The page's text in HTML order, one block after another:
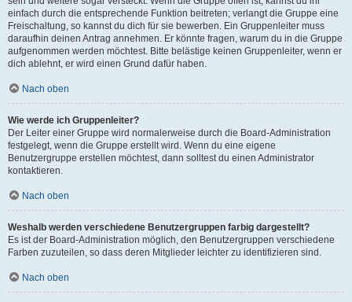
einfach durch die entsprechende Funktion beitreten; verlangt die Gruppe eine
Freischaltung, so kannst du dich für sie bewerben. Ein Gruppenleiter muss
daraufhin deinen Antrag annehmen. Er könnte fragen, warum du in die Gruppe
aufgenommen werden möchtest. Bitte belästige keinen Gruppenleiter, wenn er
dich ablehnt, er wird einen Grund dafür haben.
Nach oben
Wie werde ich Gruppenleiter?
Der Leiter einer Gruppe wird normalerweise durch die Board-Administration
festgelegt, wenn die Gruppe erstellt wird. Wenn du eine eigene
Benutzergruppe erstellen möchtest, dann solltest du einen Administrator
kontaktieren.
Nach oben
Weshalb werden verschiedene Benutzergruppen farbig dargestellt?
Es ist der Board-Administration möglich, den Benutzergruppen verschiedene
Farben zuzuteilen, so dass deren Mitglieder leichter zu identifizieren sind.
Nach oben